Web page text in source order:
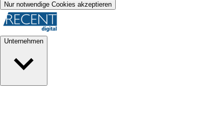
Nur notwendige Cookies akzeptieren
Unternehmen